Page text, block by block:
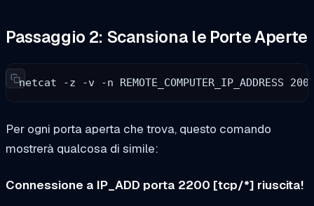
Passaggio 2: Scansiona le Porte Aperte
netcat -z -v -n REMOTE_COMPUTER_IP_ADDRESS
Per ogni porta aperta che trova, questo comando
mostrerà qualcosa di simile:
Connessione a IP_ADD porta 2200 [tcp/*] riuscita!